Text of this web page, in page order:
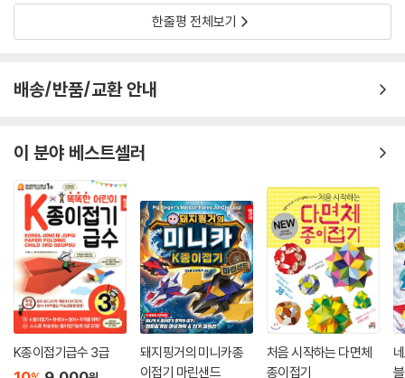
한줄평 전체보기
배송/반품/교환 안내
이 분야 베스트셀러
K종이접기급수 3급
돼지핑거의 미니카종
이접기 마린샌드
처음 시작하는 다면체
종이접기